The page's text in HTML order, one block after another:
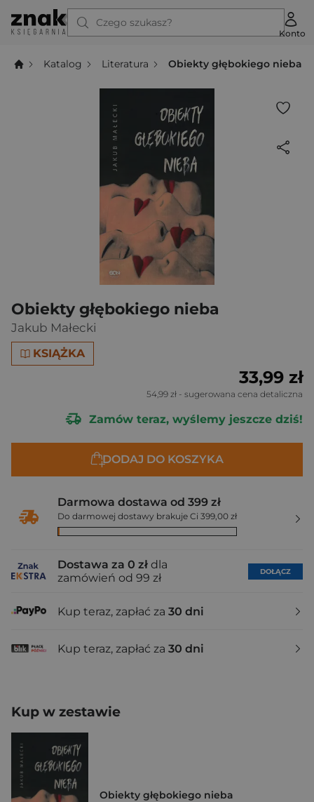
Czego szukasz?
Konto
Katalog Literatura Obiekty głębokiego nieba
Obiekty głębokiego nieba
Jakub Małecki
KSIĄŻKA
33,99 zł
54,99 zł - sugerowana cena detaliczna
Zamów teraz, wyślemy jeszcze dziś!
DODAJ DO KOSZYKA
Darmowa dostawa od 399 zł
Do darmowej dostawy brakuje Ci 399,00 zł
Dostawa za 0 zł dla
zamówień od 99 zł
DOŁĄCZ
Kup teraz, zapłać za 30 dni
Kup teraz, zapłać za 30 dni
Kup w zestawie
Obiekty głębokiego nieba